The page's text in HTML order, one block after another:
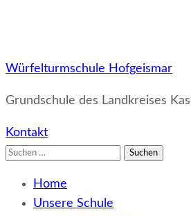
Würfelturmschule Hofgeismar
Grundschule des Landkreises
Kontakt
Suchen
Home
Unsere Schule